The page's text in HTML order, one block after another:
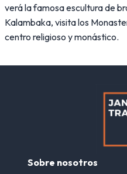
verá la famosa escultura de
Kalambaka, visita los
centro religioso y monástico.
Sobre nosotros